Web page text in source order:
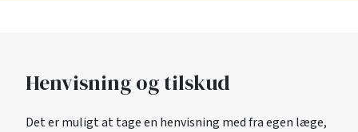
Henvisning og tilskud
Det er muligt at tage en henvisning med fra egen læge,